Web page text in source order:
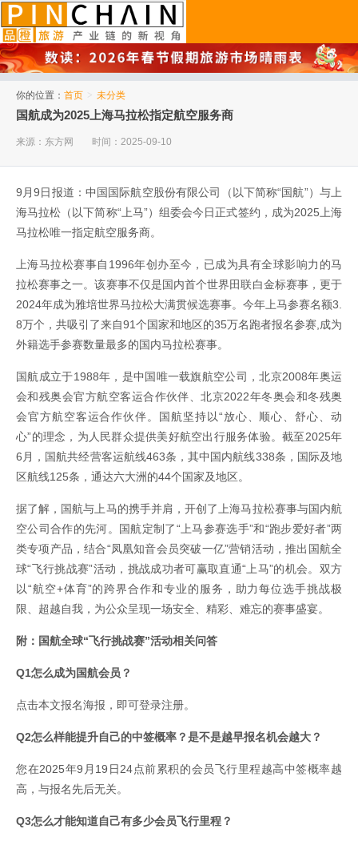
你的位置： 首页 > 未分类
国航成为2025上海马拉松指定航空服务商
来源：东方网 时间：2025-09-10
9月9日报道：中国国际航空股份有限公司（以下简称“国航”）与上
海马拉松（以下简称“上马”）组委会今日正式签约，成为2025上海
马拉松唯一指定航空服务商。
上海马拉松赛事自1996年创办至今，已成为具有全球影响力的马
拉松赛事之一。该赛事不仅是国内首个世界田联白金标赛事，更于
2024年成为雅培世界马拉松大满贯候选赛事。今年上马参赛名额3.
8万个，共吸引了来自91个国家和地区的35万名跑者报名参赛,成为
外籍选手参赛数量最多的国内马拉松赛事。
国航成立于1988年，是中国唯一载旗航空公司，北京2008年奥运
会和残奥会官方航空客运合作伙伴、北京2022年冬奥会和冬残奥
会官方航空客运合作伙伴。国航坚持以“放心、顺心、舒心、动
心”的理念，为人民群众提供美好航空出行服务体验。截至2025年
6月，国航共经营客运航线463条，其中国内航线338条，国际及地
区航线125条，通达六大洲的44个国家及地区。
据了解，国航与上马的携手并肩，开创了上海马拉松赛事与国内航
空公司合作的先河。国航定制了“上马参赛选手”和“跑步爱好者”两
类专项产品，结合“凤凰知音会员突破一亿”营销活动，推出国航全
球“飞行挑战赛”活动，挑战成功者可赢取直通“上马”的机会。双方
以“航空+体育”的跨界合作和专业的服务，助力每位选手挑战极
限、超越自我，为公众呈现一场安全、精彩、难忘的赛事盛宴。
附：国航全球“飞行挑战赛”活动相关问答
Q1怎么成为国航会员？
点击本文报名海报，即可登录注册。
Q2怎么样能提升自己的中签概率？是不是越早报名机会越大？
您在2025年9月19日24点前累积的会员飞行里程越高中签概率越
高，与报名先后无关。
Q3怎么才能知道自己有多少会员飞行里程？